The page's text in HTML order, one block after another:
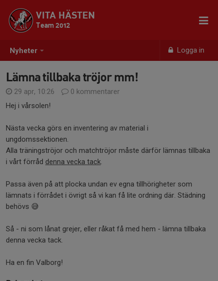
Nyheter Logga in
VITA HÄSTEN
Team 2012
Lämna tillbaka tröjor mm!
29 apr, 10:26
0 kommentarer
Hej i vårsolen!
Nästa vecka görs en inventering av material i
ungdomssektionen.
Alla träningströjor och matchtröjor måste därför lämnas tillbaka
i vårt förråd denna vecka tack.
Passa även på att plocka undan ev egna tillhörigheter som
lämnats i förrådet i övrigt så vi kan få lite ordning där. Städning
behövs 😅
Så - ni som lånat grejer, eller råkat få med hem - lämna tillbaka
denna vecka tack.
Ha en fin Valborg!